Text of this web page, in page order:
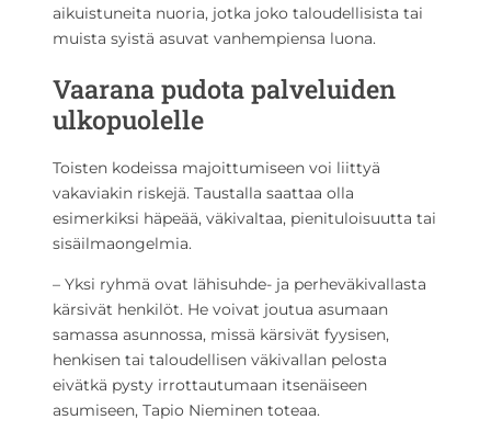
aikuistuneita nuoria, jotka joko taloudellisista tai
muista syistä asuvat vanhempiensa luona.
Vaarana pudota palveluiden
ulkopuolelle
Toisten kodeissa majoittumiseen voi liittyä
vakaviakin riskejä. Taustalla saattaa olla
esimerkiksi häpeää, väkivaltaa, pienituloisuutta tai
sisäilmaongelmia.
– Yksi ryhmä ovat lähisuhde- ja perheväkivallasta
kärsivät henkilöt. He voivat joutua asumaan
samassa asunnossa, missä kärsivät fyysisen,
henkisen tai taloudellisen väkivallan pelosta
eivätkä pysty irrottautumaan itsenäiseen
asumiseen, Tapio Nieminen toteaa.